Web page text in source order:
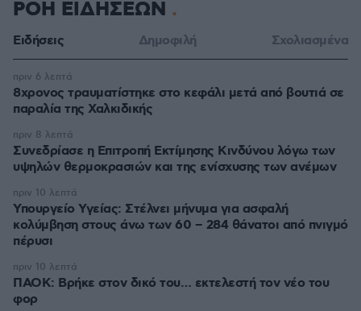
ΡΟΗ ΕΙΔΗΣΕΩΝ
Ειδήσεις Δημοφιλή Σχολιασμένα
8χρονος τραυματίστηκε στο κεφάλι μετά από βουτιά σε
παραλία της Χαλκιδικής
πριν 6 λεπτά
Συνεδρίασε η Επιτροπή Εκτίμησης Κινδύνου λόγω των
υψηλών θερμοκρασιών και της ενίσχυσης των ανέμων
πριν 8 λεπτά
Υπουργείο Υγείας: Στέλνει μήνυμα για ασφαλή
κολύμβηση στους άνω των 60 – 284 θάνατοι από πνιγμό
πέρυσι
πριν 10 λεπτά
ΠΑΟΚ: Βρήκε στον δικό του… εκτελεστή τον νέο του
φορ
πριν 10 λεπτά